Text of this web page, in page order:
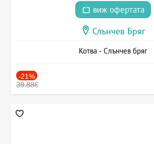
виж офертата
Слънчев Бряг
Котва - Слънчев бряг
-21%
39.88€